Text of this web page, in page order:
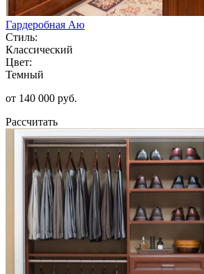
Гардеробная Аю
Стиль:
Классический
Цвет:
Темный
от 140 000 руб.
Рассчитать